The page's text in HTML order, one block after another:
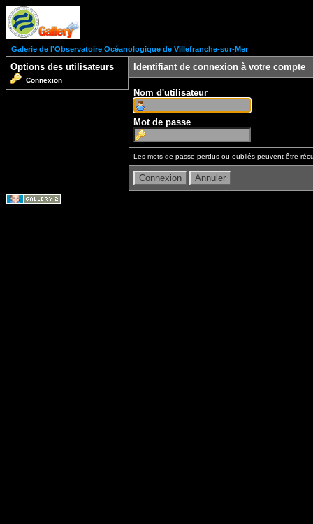
Galerie de l'Observatoire Océanologique de Villefranche-sur-Mer
Options des utilisateurs
Connexion
Identifiant de connexion à votre compte
Nom d'utilisateur
Mot de passe
Les mots de passe perdus ou oubliés peuvent être